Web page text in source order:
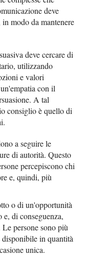
deve
in modo da mantenere
deve cercare di
utilizzando
e valori
con il
A tal
consiglio è quello di
a seguire le
di autorità. Questo
percepiscono chi
e, quindi, più
o di un'opportunità
di conseguenza,
persone sono più
disponibile in quantità
unica.